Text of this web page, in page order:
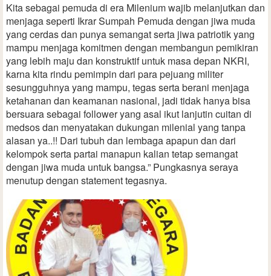
Kita sebagai pemuda di era Milenium wajib melanjutkan dan
menjaga seperti Ikrar Sumpah Pemuda dengan jiwa muda
yang cerdas dan punya semangat serta jiwa patriotik yang
mampu menjaga komitmen dengan membangun pemikiran
yang lebih maju dan konstruktif untuk masa depan NKRI,
karna kita rindu pemimpin dari para pejuang militer
sesungguhnya yang mampu, tegas serta berani menjaga
ketahanan dan keamanan nasional, jadi tidak hanya bisa
bersuara sebagai follower yang asal ikut lanjutin cuitan di
medsos dan menyatakan dukungan milenial yang tanpa
alasan ya..!! Dari tubuh dan lembaga apapun dan dari
kelompok serta partai manapun kalian tetap semangat
dengan jiwa muda untuk bangsa.” Pungkasnya seraya
menutup dengan statement tegasnya.